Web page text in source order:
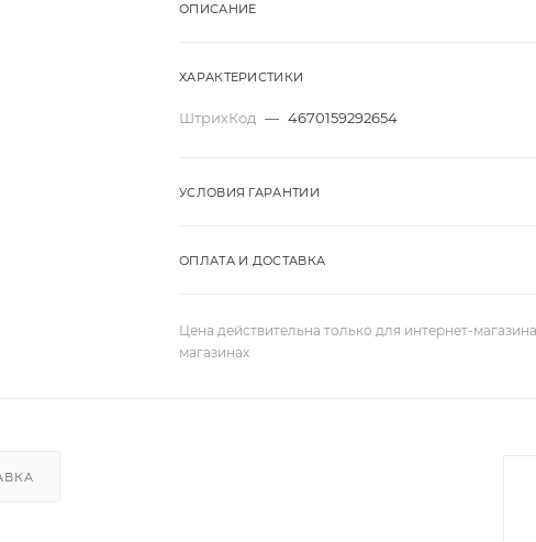
ОПИСАНИЕ
ХАРАКТЕРИСТИКИ
ШтрихКод — 4670159292654
УСЛОВИЯ ГАРАНТИИ
ОПЛАТА И ДОСТАВКА
Цена действительна только для интернет-
магазинах